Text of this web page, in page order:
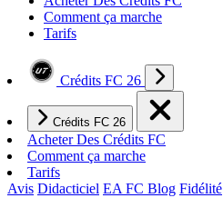
Comment ça marche
Tarifs
Crédits FC 26
Crédits FC 26
Acheter Des Crédits FC
Comment ça marche
Tarifs
Avis Didacticiel EA FC Blog Fidélité